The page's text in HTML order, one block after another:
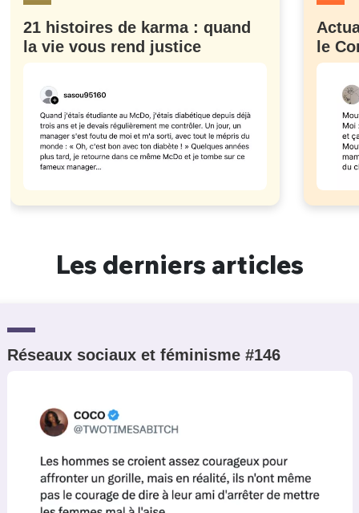
21 histoires de karma : quand
la vie vous rend justice
le
Les derniers articles
Réseaux sociaux et féminisme #146